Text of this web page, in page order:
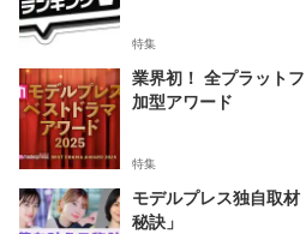
特集
業界初！ 全プラット
加型アワード
特集
モデルプレス独自取
秘訣」